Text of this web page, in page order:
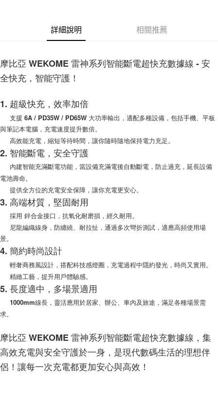
【關於「AFTEE先享後付」】
AFTEE先享後付是「在收到商品之後才付款」的支付方式。 讓您購物簡單
２．便利：只要手機號碼，簡訊認證，即可結帳。
３．安心：先確認商品／服務後，再付款。
１．於結帳方式選擇「AFTEE先享後付」後，將跳轉至「AFTEE先享後付」
結帳頁面，進行簡訊認證並確認金額後，即可完成結帳。
２．訂單成立數日內，您將收到繳費通知簡訊。
３．收到繳費通知簡訊後14天內，點擊此簡訊中的連結，可透過四大超商／
ATM／網路銀行／等多元方式進行付款，方視為交易完成。
※ 請注意：結帳手續完成當下不需立刻繳費，但若您需要取消訂單，請聯絡
購買商品的店家。未經商家同意取消之訂單仍視為有效，需透過AFTEE先享
後付繳納相關費用。
※ 交易是否成功請以「AFTEE先享後付 」之結帳頁面顯示為準，若有關於
是否繳費成功／繳費後需取消欲退款等相關疑問，請聯繫「AFTEE先享後付
客戶支援中心」https://netprotections.freshdesk.com/support/home
【注意事項】
１．透過由恩沛科技股份有限公司提供之「AFTEE先享後付」服務完成之交
易，需依本服務之必要範圍內提供個人資料，並將交易相關給付款項請求債
權轉讓予恩沛科技股份有限公司。
https://aftee.tw/terms/#terms3
「AFTEE先享後付」，若未經同意申辦者引起之損失，本公司不負相關責
任。
４．使用「AFTEE先享後付」時，將依據個別帳號之用戶狀況，依本公司即
時審查核予不同之上限額度；若仍有額度不足之情形，本公司將視審查結果
請求用戶進行身份認證。
運送方式
付款後全家取貨
付款後7-11取貨
每筆NT$60，滿NT$999(含以上)免運費
(黑貓)宅配
每筆NT$100，滿NT$999(含以上)免運費
(郵局)離島宅配
詳細說明 相關推薦
摩比亞 WEKOME 雷神系列智能斷電超快充數據線 - 安
全快充，智能守護！
1. 超級快充，效率加倍
支援 6A / PD35W / PD65W 大功率輸出，適配多種設備，包括手機、平板
與筆記本電腦，充電速度提升數倍。
高效能充電，縮短等待時間，讓你隨時隨地保持電力充足。
2. 智能斷電，安全守護
內建智能充滿斷電功能，當設備充滿電後自動斷電，防止過充，延長設備
電池壽命。
提供全方位的充電安全保障，讓你充電更安心。
3. 高端材質，堅固耐用
採用 鋅合金接口，抗氧化耐磨損，經久耐用。
尼龍編織線身，防纏繞、耐拉扯，通過多次彎折測試，適應高頻使用場
景。
4. 簡約時尚設計
輕奢商務風設計，搭配科技感燈圈，充電過程中隱約發光，時尚又實用。
精緻工藝，提升用戶體驗感。
5. 長度適中，多場景適用
1000mm線長，靈活應用於居家、辦公、車內及旅途，滿足各種場景需
求。
摩比亞 WEKOME 雷神系列智能斷電超快充數據線，集
高效充電與安全守護於一身，是現代數碼生活的理想伴
侶！讓每一次充電都更加安心與高效！